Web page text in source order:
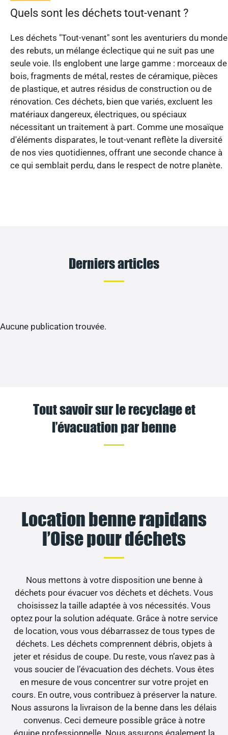
Quels sont les déchets tout-venant ?
Les déchets "Tout-venant" sont les aventuriers du monde
des rebuts, un mélange éclectique qui ne suit pas une
seule voie. Ils englobent une large gamme : morceaux de
bois, fragments de métal, restes de céramique, pièces
de plastique, et autres résidus de construction ou de
rénovation. Ces déchets, bien que variés, excluent les
matériaux dangereux, électriques, ou spéciaux
nécessitant un traitement à part. Comme une mosaïque
d'éléments disparates, le tout-venant reflète la diversité
de nos vies quotidiennes, offrant une seconde chance à
ce qui semblait perdu, dans le respect de notre planète.
Derniers articles
Aucune publication trouvée.
Tout savoir sur le recyclage et
l’évacuation par benne
Location benne rapidans
l’Oise pour déchets
Nous mettons à votre disposition une benne à
déchets pour évacuer vos déchets et déchets. Vous
choisissez la taille adaptée à vos nécessités. Vous
optez pour la solution adéquate. Grâce à notre service
de location, vous vous débarrassez de tous types de
déchets. Les déchets comprennent débris, objets à
jeter et résidus de coupe. Du reste, vous n’avez pas à
vous soucier de l’évacuation des déchets. Vous êtes
en mesure de vous concentrer sur votre projet en
cours. En outre, vous contribuez à préserver la nature.
Nous assurons la livraison de la benne dans les délais
convenus. Ceci demeure possible grâce à notre
équipe professionnelle. Nous assurons également la